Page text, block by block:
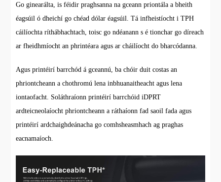
Go ginearálta, is féidir praghsanna na gceann priontála a bheith
éagsúil ó dheichí go chéad dólar éagsúil. Tá infheistíocht i TPH
cáilíochta ríthábhachtach, toisc go ndéanann s é tionchar go díreach
ar fheidhmíocht an phrintéara agus ar cháilíocht do bharcódanna.
Agus printéirí barrchód á gceannú, ba chóir duit costas an
phriontcheann a chothromú lena inbhuanaitheacht agus lena
iontaofacht. Soláthraíonn printéirí barrchóid iDPRT
ardteicneolaíocht phriontcheann a ráthaíonn fad saoil fada agus
printéirí ardchaighdeánacha go comhsheasmhach ag praghas
eacnamaíoch.